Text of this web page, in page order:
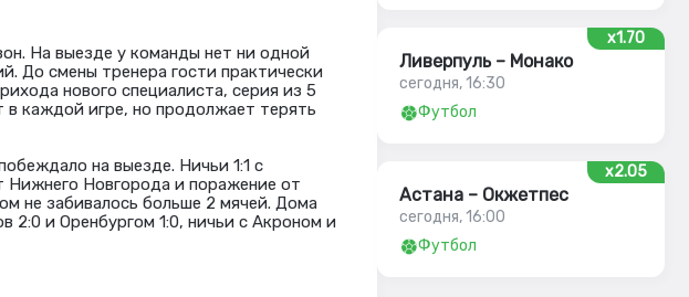
На выезде у команды нет ни одной
До смены тренера гости практически
нового специалиста, серия из 5
в каждой игре, но продолжает терять
на выезде. Ничьи 1:1 с
Новгорода и поражение от
не забивалось больше 2 мячей. Дома
2:0 и Оренбургом 1:0, ничьи с Акроном и
x1.70
Ливерпуль – Монако
сегодня, 16:30
Футбол
x2.05
Астана – Окжетпес
сегодня, 16:00
Футбол